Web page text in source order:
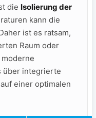
die Isolierung der
kann die
ist⁤ es ​ratsam,
Raum oder
über ⁣integrierte
einer optimalen